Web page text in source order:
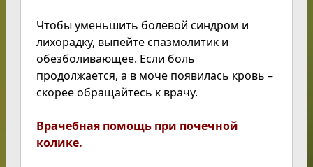
Чтобы уменьшить болевой синдром и
лихорадку, выпейте спазмолитик и
обезболивающее. Если боль
продолжается, а в моче появилась кровь –
скорее обращайтесь к врачу.
Врачебная помощь при почечной
колике.